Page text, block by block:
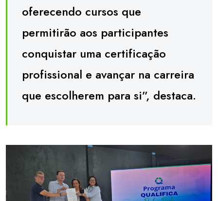
oferecendo cursos que
permitirão aos participantes
conquistar uma certificação
profissional e avançar na carreira
que escolherem para si”, destaca.